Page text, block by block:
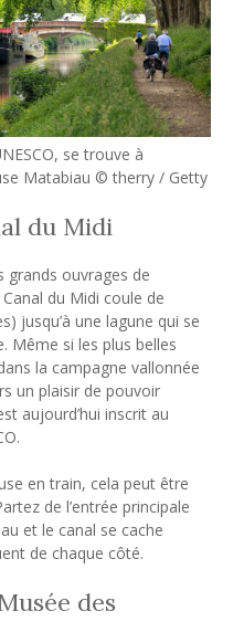
se trouve à
Matabiau © therry / Getty
du Midi
grands ouvrages de
du Midi coule de
jusqu’à une lagune qui se
Même si les plus belles
la campagne vallonnée
un plaisir de pouvoir
aujourd’hui inscrit au
en train, cela peut être
de l’entrée principale
et le canal se cache
de chaque côté.
des